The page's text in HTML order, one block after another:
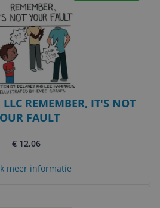
REMEMBER, IT'S NOT
FAULT
€ 12,06
meer informatie